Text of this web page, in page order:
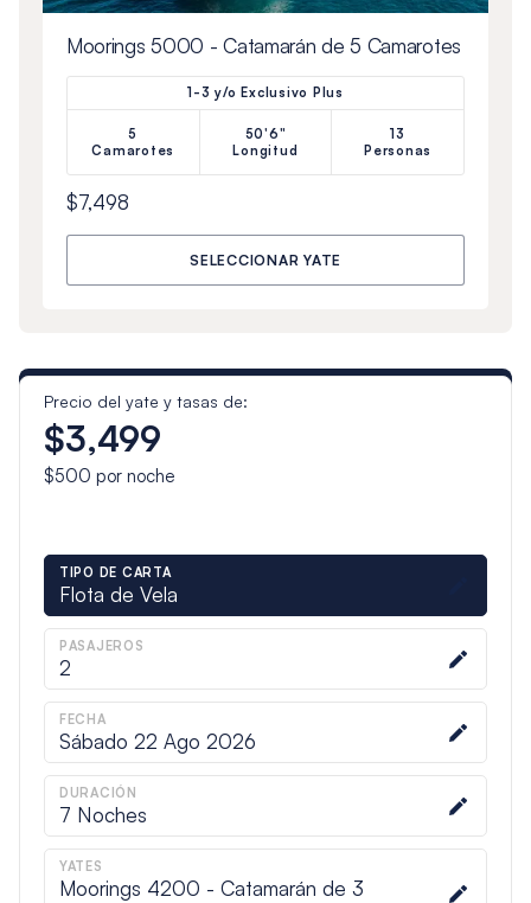
Moorings 5000 - Catamarán de 5 Camarotes
1-3 y/o Exclusivo Plus
5
Camarotes
50'6"
Longitud
13
Personas
$7,498
SELECCIONAR YATE
Precio del yate y tasas de:
$3,499
$500 por noche
TIPO DE CARTA
Flota de Vela
PASAJEROS
2
FECHA
Sábado 22 Ago 2026
DURACIÓN
7 Noches
YATES
Moorings 4200 - Catamarán de 3